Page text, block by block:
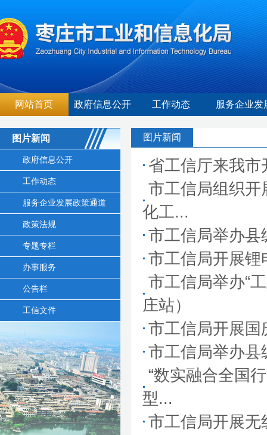
网站首页 政府信息公开 工作动态 服务企业发
图片新闻
政府信息公开
工作动态
服务企业发展政策通道
政策法规
专题专栏
办事服务
公告栏
工信文件
图片新闻
省工信厅来我
市工信局组织
化工...
市工信局举办
市工信局开展
市工信局举办“
庄站）
市工信局开展
市工信局举办
“数实融合全国
型...
市工信局开展